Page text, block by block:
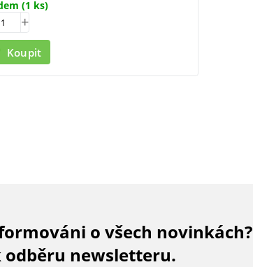
(1 ks)
Koupit
o všech novinkách?
odběru newsletteru.